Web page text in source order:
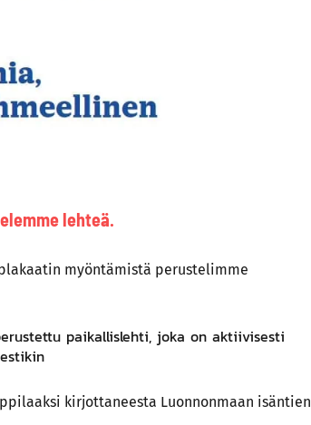
lehteä.
myöntämistä perustelimme
paikallislehti, joka on aktiivisesti
kirjottaneesta Luonnonmaan isäntien